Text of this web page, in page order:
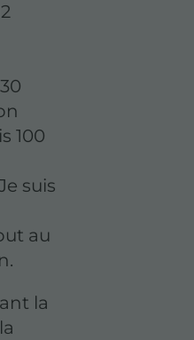
100
suis
au
la